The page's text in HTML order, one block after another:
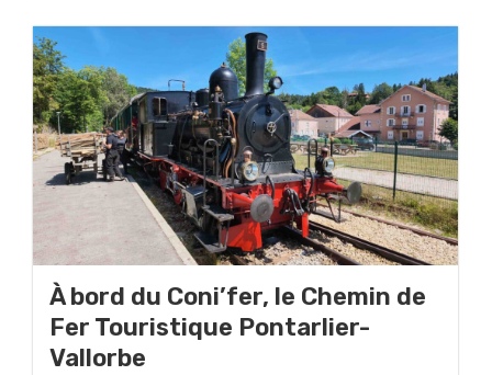
À bord du Coni’fer, le Chemin de
Fer Touristique Pontarlier-
Vallorbe